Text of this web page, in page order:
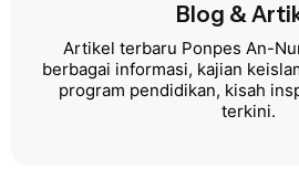
Blog &
Artikel terbaru Ponpes An-
berbagai informasi, kajian
program pendidikan, kisah
terkini.